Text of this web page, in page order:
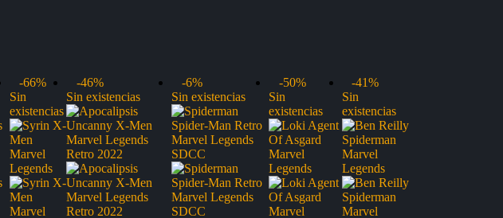
-66%
Sin
existencias
-46%
Sin existencias
-6%
Sin existencias
-50%
Sin
existencias
-41%
Sin
existencias